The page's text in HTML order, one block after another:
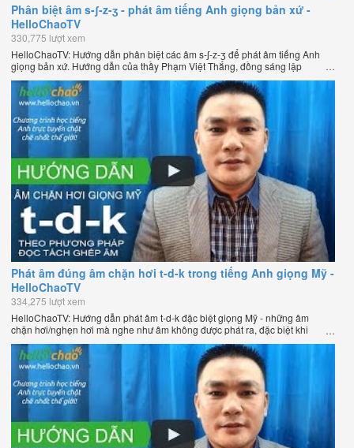
Phân biệt âm s-ʃ-z-ʒ - phát âm tiếng Anh giọng bản xứ -
HelloChaoTV
330,775 lượt xem
HelloChaoTV: Hướng dẫn phân biệt các âm s-ʃ-z-ʒ để phát âm tiếng Anh
giọng bản xứ. Hướng dẫn của thầy Phạm Việt Thắng, đồng sáng lập
HelloChao.vn - Chương trình dạy tiếng Anh trực tuyến chặt chẽ nhất thế
giới.
Phát âm đúng âm chặn hơi t-d-k trong tiếng Anh giọng Mỹ -
HelloChaoTV
334,275 lượt xem
HelloChaoTV: Hướng dẫn phát âm t-d-k đặc biệt giọng Mỹ - những âm
chặn hơi/nghẹn hơi mà nghe như âm không được phát ra, đặc biệt khi
chúng nằm ở cuối từ. Hướng dẫn của thầy Phạm Việt Thắng, đồng sáng
lập HelloChao.vn - Chương trình dạy tiếng Anh trực tuyến chặt chẽ nhất
thế giới.